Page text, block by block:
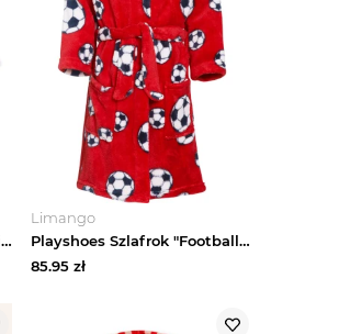
Sanetta Szlafrok w kolorze fioletowym rozmiar: 92
Limango
Playshoes Szlafrok "Football" w kolorze czerwonym ze wzorem rozmiar: 158 / 164
85.95zł